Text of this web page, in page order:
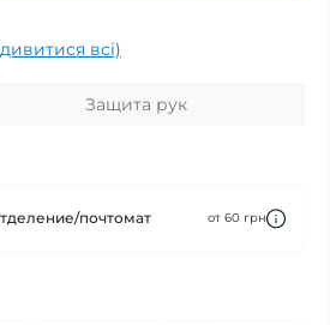
всі)
Защита рук
почтомат от 60 грн